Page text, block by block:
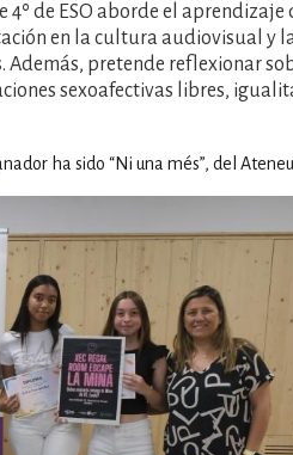
de ESO aborde el aprendizaje
en la cultura audiovisual y
Además, pretende reflexionar
sexoafectivas libres,
ha sido “Ni una més”, del